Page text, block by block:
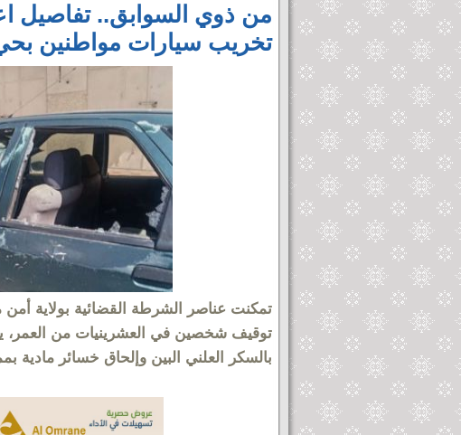
من ذوي السوابق.. تفاصيل
تخريب سيارات مواطنين
تمكنت عناصر الشرطة القضائية بولاية
توقيف شخصين في العشرينيات من العمر،
بالسكر العلني البين وإلحاق خسائر مادية